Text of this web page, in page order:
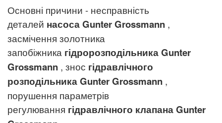
Основні причини - несправність
деталей насосаGunter Grossmann ,
засмічення золотника
запобіжника гідророзподільникаGunter
Grossmann , знос гідравлічного
розподільникаGunter Grossmann ,
порушення параметрів
регулювання гідравлічного клапанаGunter